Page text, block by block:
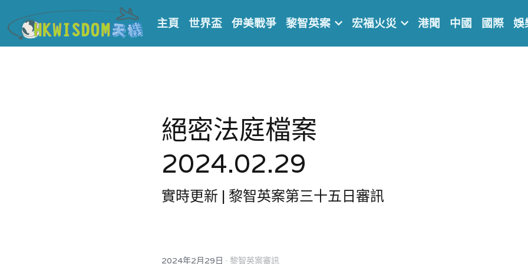
主頁 世界盃 伊美戰爭 黎智英案 宏福火災 港聞 中國 國際 娛
絕密法庭檔案
2024.02.29
實時更新 | 黎智英案第三十五日審訊
2024年2月29日 · 黎智英案審訊